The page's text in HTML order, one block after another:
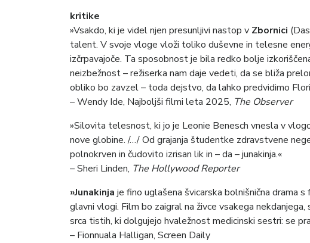
kritike
»Vsakdo, ki je videl njen presunljivi nastop v Zbornici
talent. V svoje vloge vloži toliko duševne in telesne
izčrpavajoče. Ta sposobnost je bila redko bolje
neizbežnost – režiserka nam daje vedeti, da se bliža
obliko bo zavzel – toda dejstvo, da lahko predvidimo
– Wendy Ide, Najboljši filmi leta 2025, The Observer
»Silovita telesnost, ki jo je Leonie Benesch vnesla v
nove globine. /…/ Od grajanja študentke zdravstvene
polnokrven in čudovito izrisan lik in – da – junakinja.«
– Sheri Linden, The Hollywood Reporter
»Junakinja je fino uglašena švicarska bolnišnična drama
glavni vlogi. Film bo zaigral na živce vsakega
srca tistih, ki dolgujejo hvaležnost medicinski sestri: se
– Fionnuala Halligan, Screen Daily